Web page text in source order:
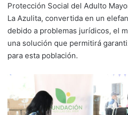
Protección Social del Adulto
La Azulita, convertida en un
debido a problemas jurídicos, el
una solución que permitirá
para esta población.